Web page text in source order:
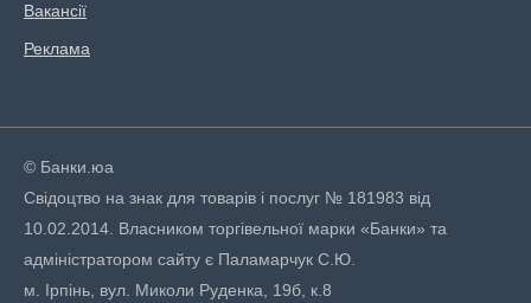
Вакансії
Реклама
© Банки.юа
Свідоцтво на знак для товарів і послуг № 181983 від
10.02.2014. Власником торгівельної марки «Банки» та
адміністратором сайту є Паламарчук С.Ю.
м. Ірпінь, вул. Миколи Руденка, 19б, к.8